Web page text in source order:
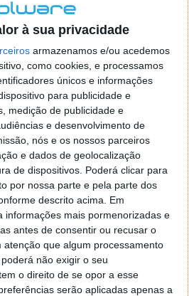
à sua privacidade
armazenamos e/ou acedemos
como cookies, e processamos
únicos e informações
para publicidade e
medição de publicidade e
e desenvolvimento de
nós e os nossos parceiros
e dados de geolocalização
de dispositivos. Poderá clicar para
por nossa parte e pela parte dos
descrito acima. Em
informações mais pormenorizadas e
antes de consentir ou recusar o
atenção que algum processamento
não exigir o seu
o direito de se opor a esse
serão aplicadas apenas a
inicial, está mais rápida
o equipamento, tem o
Pay, aplicações e
é hora de lhe dar uso. Um
Apesar de ser mais robusto e
Isto é, quando o vi na
mais pesado. E de facto não
estamos perante um ecrã
toda uma interface colorida,
organizadas e um grupo de
proveito dos muitos sensores
"computador de pulso".